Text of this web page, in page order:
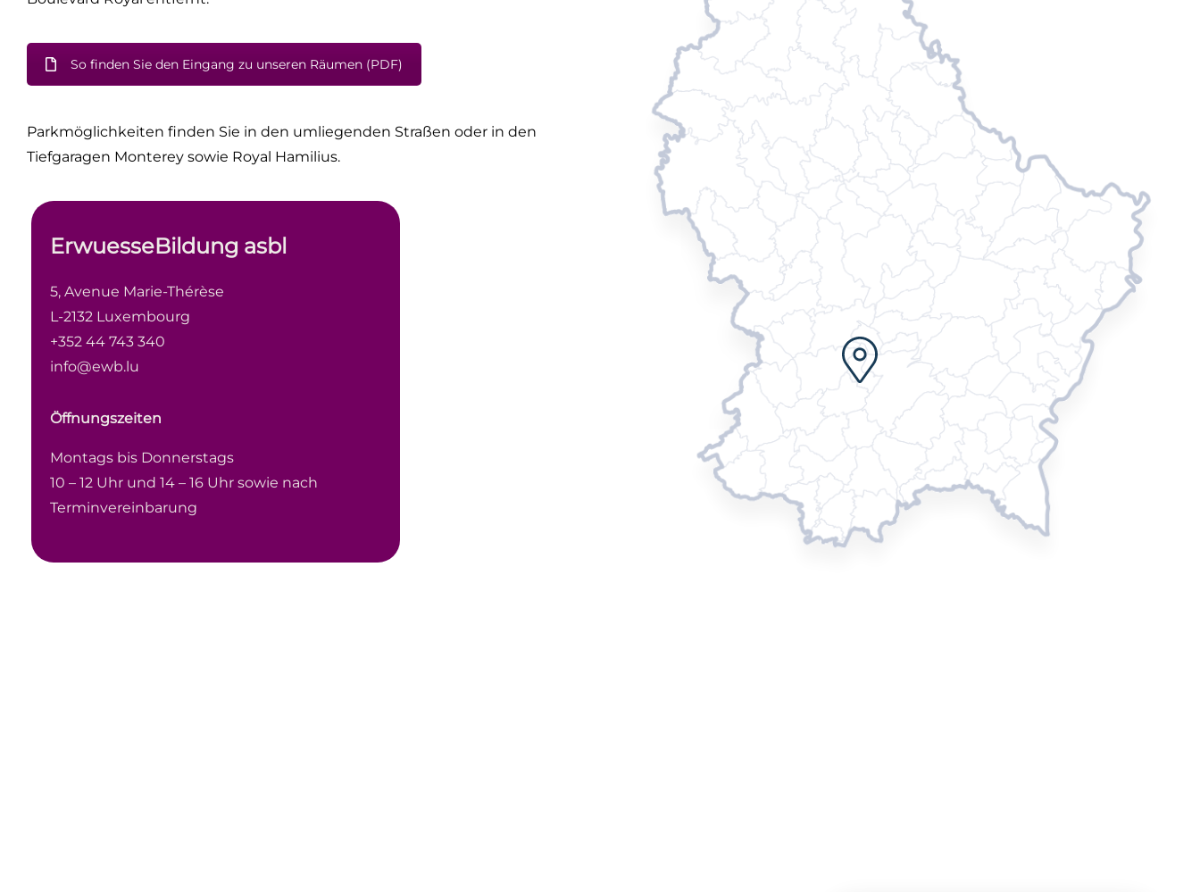
So finden Sie den Eingang zu unseren Räumen (PDF)
Parkmöglichkeiten finden Sie in den umliegenden Straßen oder in den
Tiefgaragen Monterey sowie Royal Hamilius.
ErwuesseBildung asbl
5, Avenue Marie-Thérèse
L-2132 Luxembourg
+352 44 743 340
info@ewb.lu
Öffnungszeiten
Montags bis Donnerstags
10 – 12 Uhr und 14 – 16 Uhr sowie nach
Terminvereinbarung